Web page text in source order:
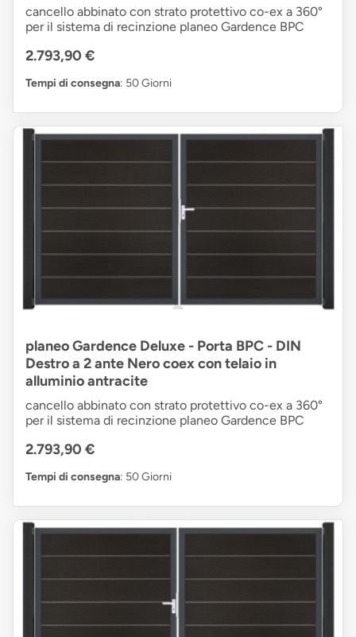
cancello abbinato con strato protettivo co-ex a 360°
per il sistema di recinzione planeo Gardence BPC
2.793,90 €
Tempi di consegna: 50 Giorni
planeo Gardence Deluxe - Porta BPC - DIN
Destro a 2 ante Nero coex con telaio in
alluminio antracite
cancello abbinato con strato protettivo co-ex a 360°
per il sistema di recinzione planeo Gardence BPC
2.793,90 €
Tempi di consegna: 50 Giorni